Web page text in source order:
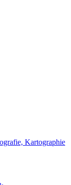
Kartographie